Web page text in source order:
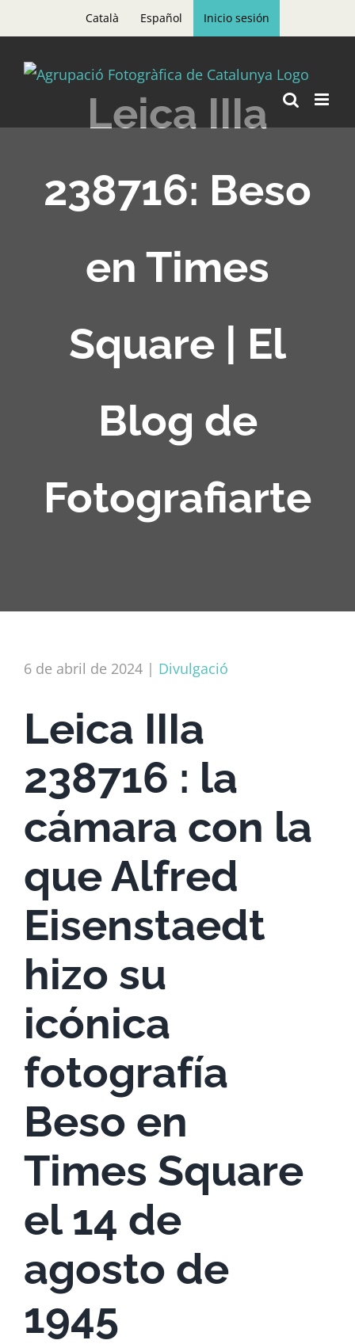
to
content
Català Español Inicio sesión
Leica IIIa
238716: Beso
en Times
Square | El
Blog de
Fotografiarte
6 de abril de 2024 | Divulgació
Leica IIIa
238716 : la
cámara con la
que Alfred
Eisenstaedt
hizo su
icónica
fotografía
Beso en
Times Square
el 14 de
agosto de
1945